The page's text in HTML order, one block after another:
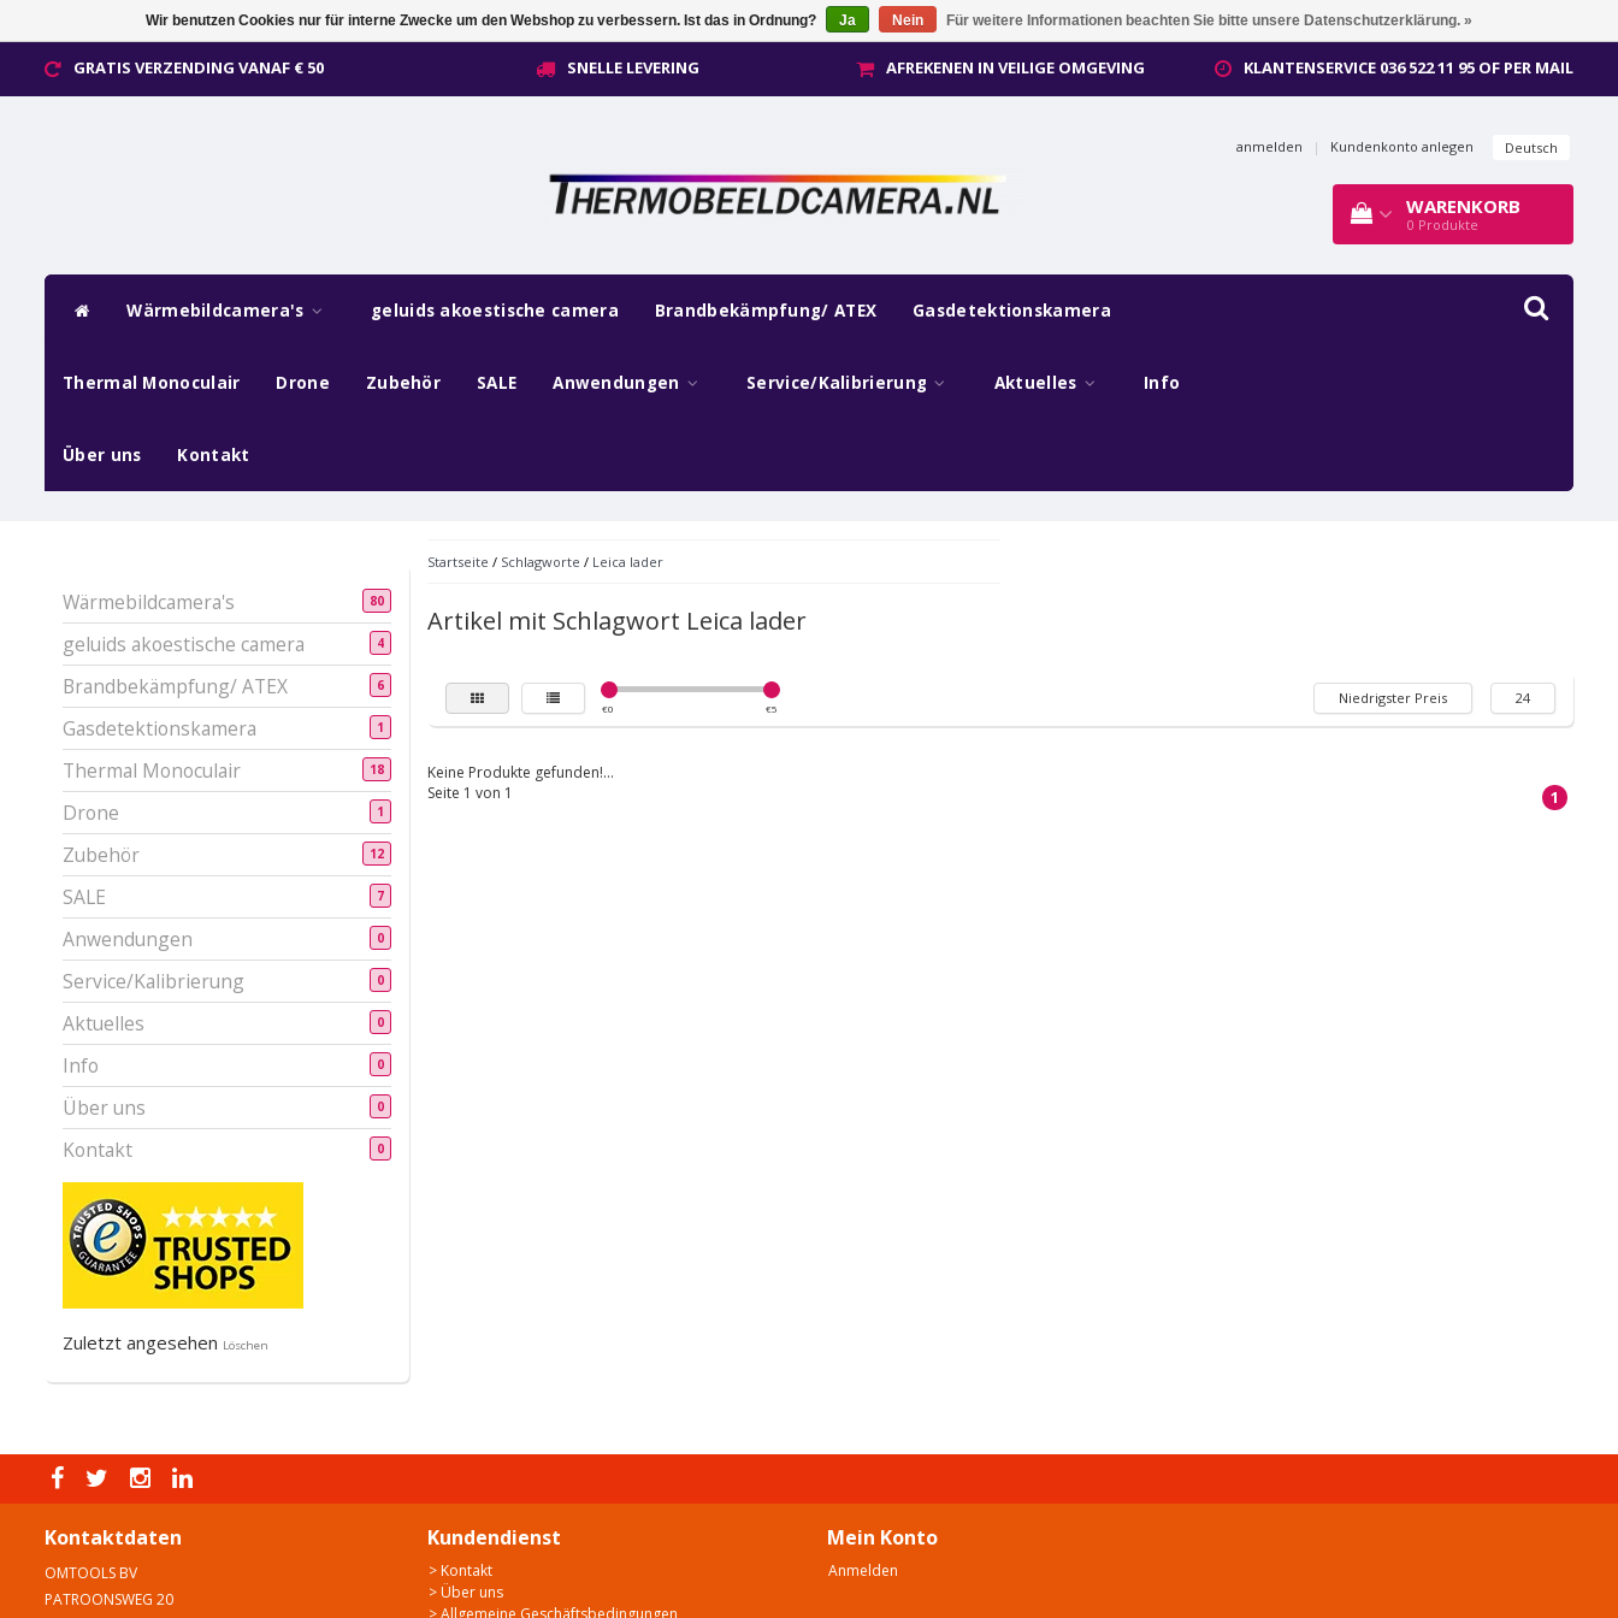
GRATIS VERZENDING VANAF € 50 SNELLE LEVERING AFREKENEN IN VEILIGE OMGEVING KLANTENSERVICE 036 522 11 95 OF PER MAIL
anmelden | Kundenkonto anlegen Deutsch
WARENKORB
0 Produkte
Wärmebildcamera's geluids akoestische camera Brandbekämpfung/ ATEX Gasdetektionskamera
Thermal Monoculair Drone Zubehör SALE Anwendungen Service/Kalibrierung Aktuelles Info
Über uns Kontakt
Wärmebildcamera's 80
geluids akoestische camera 4
Brandbekämpfung/ ATEX 6
Gasdetektionskamera 1
Thermal Monoculair 18
Drone 1
Zubehör 12
SALE 7
Anwendungen 0
Service/Kalibrierung 0
Aktuelles 0
Info 0
Über uns 0
Kontakt 0
Zuletzt angesehen Löschen
Startseite / Schlagworte / Leica lader
Artikel mit Schlagwort Leica lader
€0 €5
Niedrigster Preis 24
Keine Produkte gefunden!...
Seite 1 von 1
1
Kontaktdaten
OMTOOLS BV
PATROONSWEG 20
Kundendienst
> Kontakt
> Über uns
> Allgemeine Geschäftsbedingungen
Mein Konto
Anmelden
Wir benutzen Cookies nur für interne Zwecke um den Webshop zu verbessern. Ist das in Ordnung? Ja Nein Für weitere Informationen beachten Sie bitte unsere Datenschutzerklärung. »